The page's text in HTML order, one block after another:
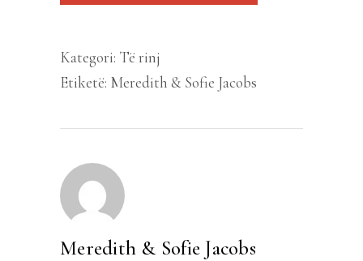
quantity
Kategori: Të rinj
Etiketë: Meredith & Sofie Jacobs
Meredith & Sofie Jacobs